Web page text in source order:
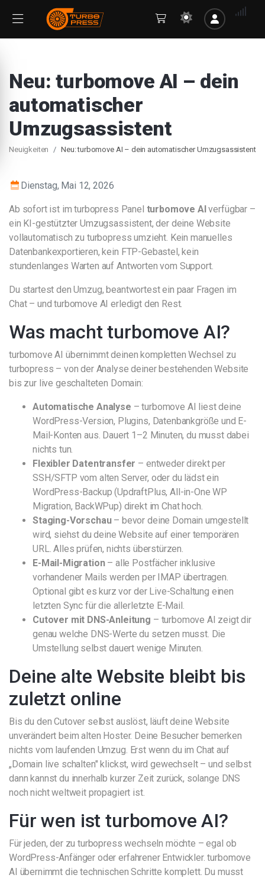
Neu: turbomove AI – dein
automatischer
Umzugsassistent
Neuigkeiten Neu: turbomove AI – dein automatischer Umzugsassistent
Dienstag, Mai 12, 2026
Ab sofort ist im turbopress Panel turbomove AIverfügbar –
ein KI-gestützter Umzugsassistent, der deine Website
vollautomatisch zu turbopress umzieht. Kein manuelles
Datenbankexportieren, kein FTP-Gebastel, kein
stundenlanges Warten auf Antworten vom Support.
Du startest den Umzug, beantwortest ein paar Fragen im
Chat – und turbomove AI erledigt den Rest.
Was macht turbomove AI?
turbomove AI übernimmt deinen kompletten Wechsel zu
turbopress – von der Analyse deiner bestehenden Website
bis zur live geschalteten Domain:
Automatische Analyse – turbomove AI liest deine
WordPress-Version, Plugins, Datenbankgröße und E-
Mail-Konten aus. Dauert 1–2 Minuten, du musst dabei
nichts tun.
Flexibler Datentransfer – entweder direkt per
SSH/SFTP vom alten Server, oder du lädst ein
WordPress-Backup (UpdraftPlus, All-in-One WP
Migration, BackWPup) direkt im Chat hoch.
Staging-Vorschau– bevor deine Domain umgestellt
wird, siehst du deine Website auf einer temporären
URL. Alles prüfen, nichts überstürzen.
E-Mail-Migration– alle Postfächer inklusive
vorhandener Mails werden per IMAP übertragen.
Optional gibt es kurz vor der Live-Schaltung einen
letzten Sync für die allerletzte E-Mail.
Cutover mit DNS-Anleitung – turbomove AI zeigt dir
genau welche DNS-Werte du setzen musst. Die
Umstellung selbst dauert wenige Minuten.
Deine alte Website bleibt bis
zuletzt online
Bis du den Cutover selbst auslöst, läuft deine Website
unverändert beim alten Hoster. Deine Besucher bemerken
nichts vom laufenden Umzug. Erst wenn du im Chat auf
„Domain live schalten" klickst, wird gewechselt – und selbst
dann kannst du innerhalb kurzer Zeit zurück, solange DNS
noch nicht weltweit propagiert ist.
Für wen ist turbomove AI?
Für jeden, der zu turbopress wechseln möchte – egal ob
WordPress-Anfänger oder erfahrener Entwickler. turbomove
AI übernimmt die technischen Schritte komplett. Du musst